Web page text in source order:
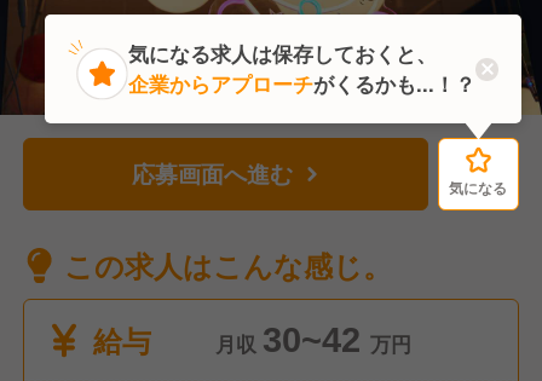
応募画面へ進む 気になる
この求人はこんな感じ。
給与
月収 30~42 万円
気になる
気になる求人は保存しておくと、
企業からアプローチがくるかも...！？